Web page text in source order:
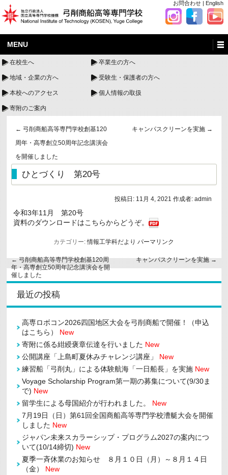
お問合わせ | English
MENU
在校生へ 卒業生の方へ
地域・企業の方へ 受験生・保護者の方へ
本校へのアクセス 個人情報の取扱
寄附のご案内
← 弓削商船高等専門学校創基120
周年・高専創立50周年記念講演会
を開催しました
キャンパスクリーンを実施 →
ひとづくり 第20号
投稿日: 11月 4, 2021 作成者: admin
令和3年11月 第20号
資料のダウンロードはこちらからどうぞ。
カテゴリー:情報工学科だより パーマリンク
←弓削商船高等専門学校創基120周
年・高専創立50周年記念講演会を開
催しました
キャンパスクリーンを実施→
最近の投稿
高専ロボコン2026四国地区大会を弓削商船で開催！（申込
はこちら） New
寄附に係る紺綬褒章伝達を行いました New
公開講座「上島町夏休みチャレンジ講座」
New
練習船「弓削丸」による体験航海「一日船長」を実施 New
Voyage Scholarship Program第一期の募集について(9/30ま
で) New
留学生による母国紹介が行われました。 New
7月19日（日）第61回全国商船高等専門学校漕艇大会を開催
しました New
ジャパン未来スカラーシップ・プログラム2027の案内につ
いて(10/14締切) New
夏季一斉休業のお知らせ ８月１０日（月）～８月１４日
（金） New